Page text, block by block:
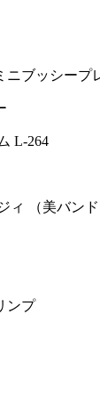
ニブッシープ
L-264
ィ （美バンド
ンプ